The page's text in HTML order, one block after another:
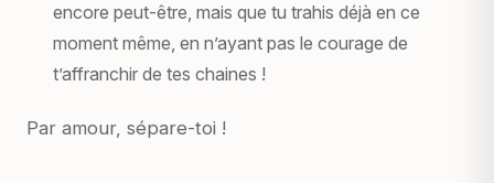
encore peut-être, mais que tu trahis déjà en ce
moment même, en n’ayant pas le courage de
t’affranchir de tes chaines !
Par amour, sépare-toi !